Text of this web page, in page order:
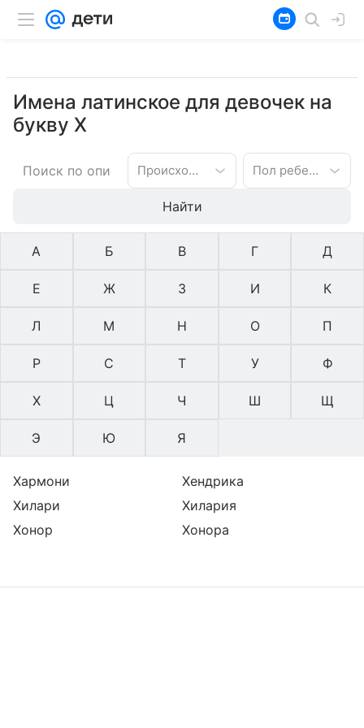
Имена латинское для девочек на
букву Х
Происхождение имени Пол ребенка
Найти
А Б В Г Д
Е Ж З И К
Л М Н О П
Р С Т У Ф
Х Ц Ч Ш Щ
Э Ю Я
Хармони
Хендрика
Хилари
Хилария
Хонор
Хонора